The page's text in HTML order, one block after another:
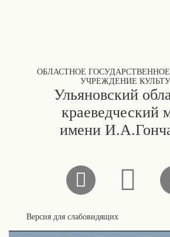
ОБЛАСТНОЕ
УЧРЕЖДЕНИЕ
Ульяновский
краеведческий
имени
Версия для слабовидящих